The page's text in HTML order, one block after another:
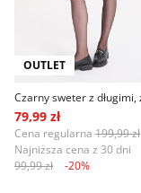
OUTLET
79,99 zł
Cena regularna 199,99 zł
Najniższa cena z 30 dni
99,99 zł
-20%